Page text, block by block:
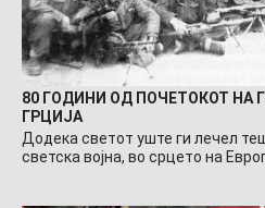
80 ГОДИНИ ОД ПОЧЕТОКОТ НА
ГРЦИЈА
Додека светот уште ги лечел
светска војна, во срцето на